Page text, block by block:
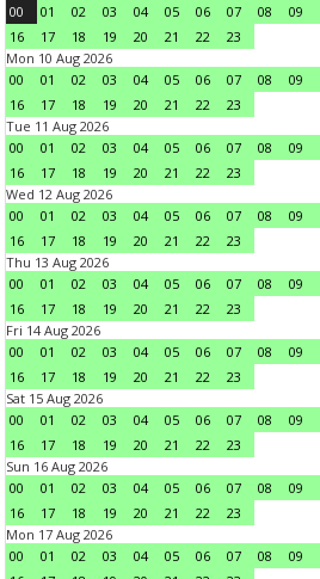
00
01 02 03 04 05 06 07 08 09
16
17 18 19 20 21 22
23
Mon 10 Aug 2026
00
01 02 03 04 05 06 07 08 09
16
17 18 19 20 21 22
23
Tue 11 Aug 2026
00
01 02 03 04 05 06 07 08 09
16
17 18 19 20 21 22
23
Wed 12 Aug 2026
00
01 02 03 04 05 06 07 08 09
16
17 18 19 20 21 22
23
Thu 13 Aug 2026
00
01 02 03 04 05 06 07 08 09
16
17 18 19 20 21 22
23
Fri 14 Aug 2026
00
01 02 03 04 05 06 07 08 09
16
17 18 19 20 21 22
23
Sat 15 Aug 2026
00
01 02 03 04 05 06 07 08 09
16
17 18 19 20 21 22
23
Sun 16 Aug 2026
00
01 02 03 04 05 06 07 08 09
16
17 18 19 20 21 22
23
Mon 17 Aug 2026
00
01 02 03 04 05 06 07 08 09